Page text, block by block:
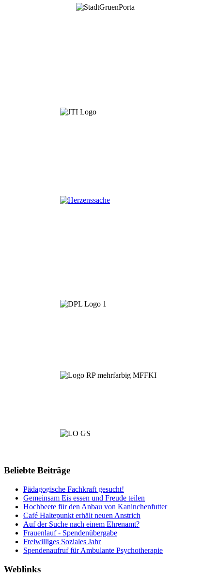
Beliebte Beiträge
Pädagogische Fachkraft gesucht!
Gemeinsam Eis essen und Freude teilen
Hochbeete für den Anbau von Kaninchenfutter
Café Haltepunkt erhält neuen Anstrich
Auf der Suche nach einem Ehrenamt?
Frauenlauf - Spendenübergabe
Freiwilliges Soziales Jahr
Spendenaufruf für Ambulante Psychotherapie
Weblinks